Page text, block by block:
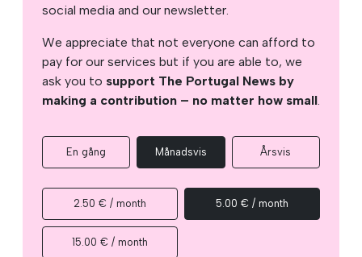
social media and our newsletter.
We appreciate that not everyone can afford to
pay for our services but if you are able to, we
ask you to support The Portugal News by
making a contribution – no matter how small.
En gång Månadsvis Årsvis
2.50 € / month 5.00 € / month
15.00 € / month